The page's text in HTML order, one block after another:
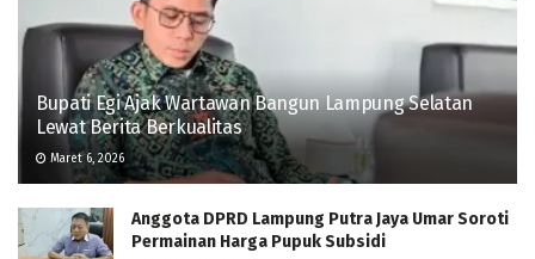
Bupati Egi Ajak Wartawan Bangun Lampung Selatan
Lewat Berita Berkualitas
Maret 6, 2026
Anggota DPRD Lampung Putra Jaya Umar Soroti
Permainan Harga Pupuk Subsidi